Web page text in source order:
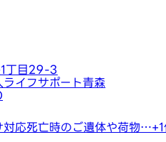
丁目29-3
イフサポート青森
対応死亡時のご遺体や荷物…+1